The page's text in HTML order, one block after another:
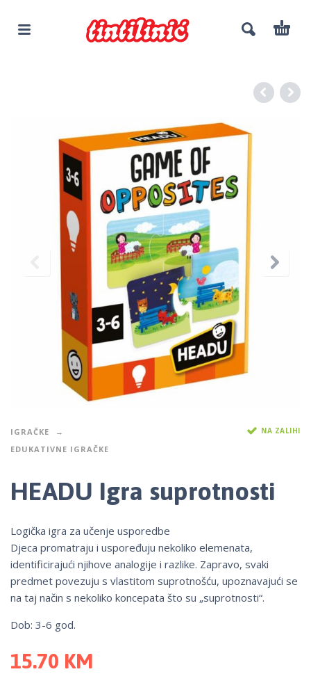
IGRAČKE
EDUKATIVNE IGRAČKE
NA ZALIHI
HEADU Igra suprotnosti
Logička igra za učenje usporedbe
Djeca promatraju i uspoređuju nekoliko elemenata,
identificirajući njihove analogije i razlike. Zapravo, svaki
predmet povezuju s vlastitom suprotnošću, upoznavajući se
na taj način s nekoliko koncepata što su „suprotnosti“.
Dob: 3-6 god.
15.70 KM